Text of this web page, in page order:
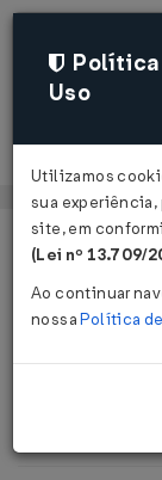
Página Inicial
Política
Uso
Utilizamos
sua
site, em
(Lei nº 13.709/
Ao continuar
nossaPolítica